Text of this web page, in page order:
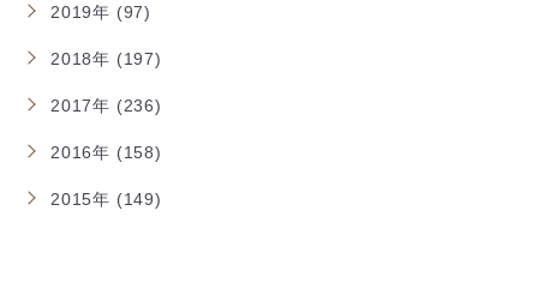
2019年 (97)
2018年 (197)
2017年 (236)
2016年 (158)
2015年 (149)